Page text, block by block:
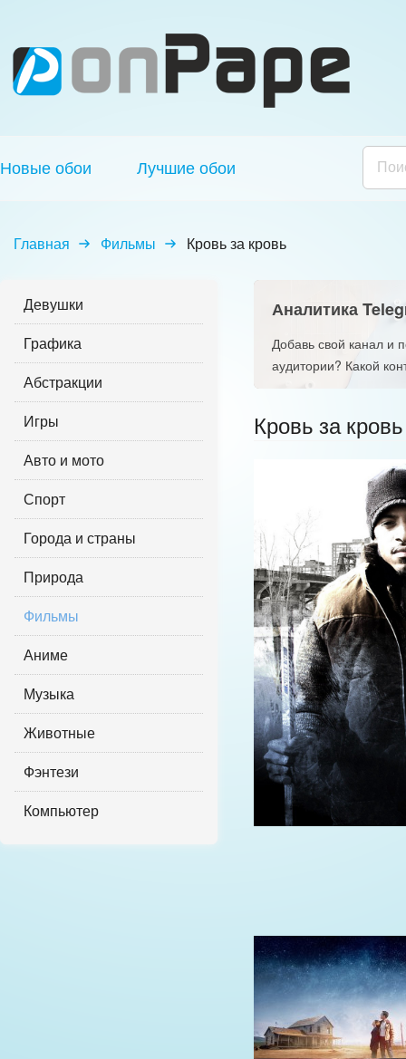
Новые обои Лучшие обои
Главная Фильмы Кровь за кровь
Девушки
Графика
Абстракции
Игры
Авто и мото
Спорт
Города и страны
Природа
Фильмы
Аниме
Музыка
Животные
Фэнтези
Компьютер
Аналитика
Добавь свой канал и
аудитории? Какой
Кровь за кровь